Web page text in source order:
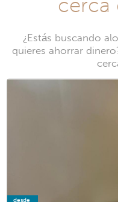
cerca
¿Estás buscando
quieres ahorrar
desde